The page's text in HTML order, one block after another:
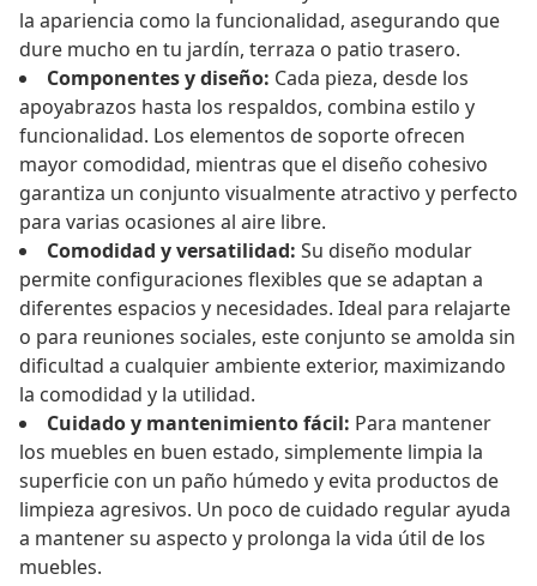
la apariencia como la funcionalidad, asegurando que
dure mucho en tu jardín, terraza o patio trasero.
Componentes y diseño: Cada pieza, desde los
apoyabrazos hasta los respaldos, combina estilo y
funcionalidad. Los elementos de soporte ofrecen
mayor comodidad, mientras que el diseño cohesivo
garantiza un conjunto visualmente atractivo y perfecto
para varias ocasiones al aire libre.
Comodidad y versatilidad: Su diseño modular
permite configuraciones flexibles que se adaptan a
diferentes espacios y necesidades. Ideal para relajarte
o para reuniones sociales, este conjunto se amolda sin
dificultad a cualquier ambiente exterior, maximizando
la comodidad y la utilidad.
Cuidado y mantenimiento fácil: Para mantener
los muebles en buen estado, simplemente limpia la
superficie con un paño húmedo y evita productos de
limpieza agresivos. Un poco de cuidado regular ayuda
a mantener su aspecto y prolonga la vida útil de los
muebles.